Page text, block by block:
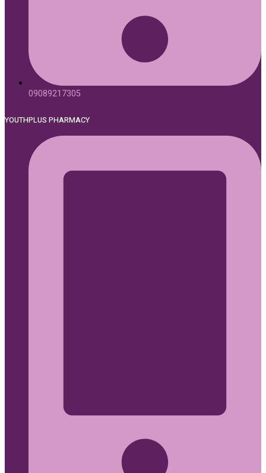
09089217305
YOUTHPLUS PHARMACY